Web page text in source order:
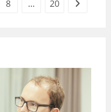
8 … 20 Zur